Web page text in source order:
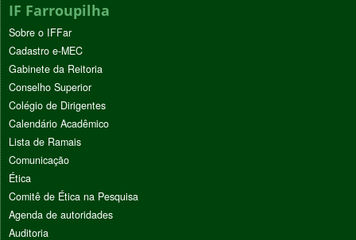
IF Farroupilha
Sobre o IFFar
Cadastro e-MEC
Gabinete da Reitoria
Conselho Superior
Colégio de Dirigentes
Calendário Acadêmico
Lista de Ramais
Comunicação
Ética
Comitê de Ética na Pesquisa
Agenda de autoridades
Auditoria